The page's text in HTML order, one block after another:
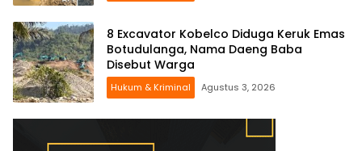
8 Excavator Kobelco Diduga Keruk Emas
Botudulanga, Nama Daeng Baba
Disebut Warga
Hukum & Kriminal Agustus 3, 2026